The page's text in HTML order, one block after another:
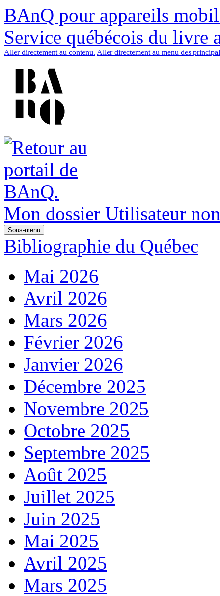
BAnQ pour appareils
Service québécois du livre
Aller directement au contenu. Aller directement au menu des
Mon dossier Utilisateur
Sous-menu
Bibliographie du Québec
Mai 2026
Avril 2026
Mars 2026
Février 2026
Janvier 2026
Décembre 2025
Novembre 2025
Octobre 2025
Septembre 2025
Août 2025
Juillet 2025
Juin 2025
Mai 2025
Avril 2025
Mars 2025